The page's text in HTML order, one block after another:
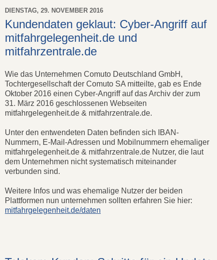
DIENSTAG, 29. NOVEMBER 2016
Kundendaten geklaut: Cyber-Angriff auf
mitfahrgelegenheit.de und
mitfahrzentrale.de
Wie das Unternehmen Comuto Deutschland GmbH,
Tochtergesellschaft der Comuto SA mitteilte, gab es Ende
Oktober 2016 einen Cyber-Angriff auf das Archiv der zum
31. März 2016 geschlossenen Webseiten
mitfahrgelegenheit.de & mitfahrzentrale.de.
Unter den entwendeten Daten befinden sich IBAN-
Nummern, E-Mail-Adressen und Mobilnummern ehemaliger
mitfahrgelegenheit.de & mitfahrzentrale.de Nutzer, die laut
dem Unternehmen nicht systematisch miteinander
verbunden sind.
Weitere Infos und was ehemalige Nutzer der beiden
Plattformen nun unternehmen sollten erfahren Sie hier:
mitfahrgelegenheit.de/daten